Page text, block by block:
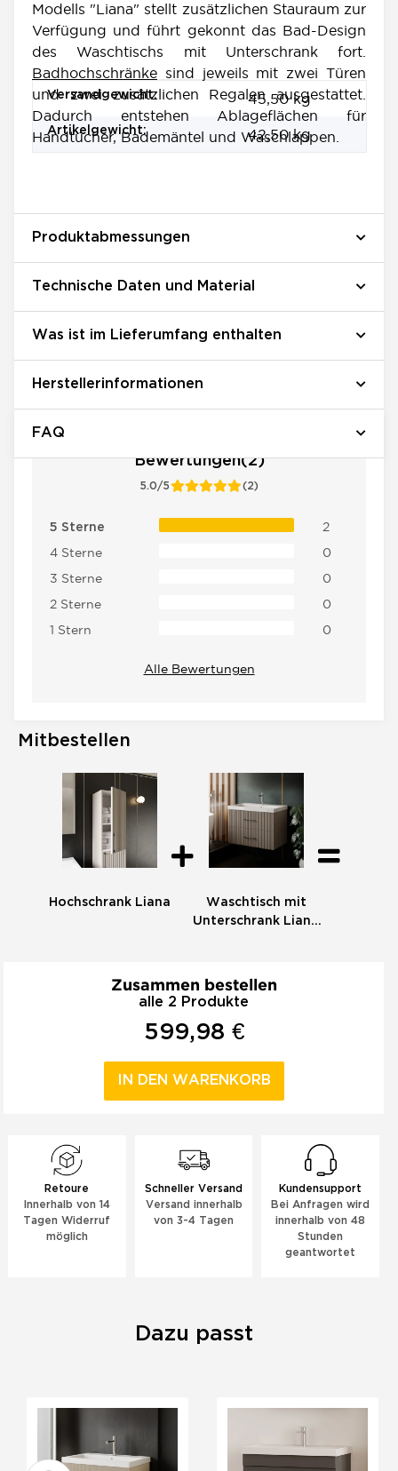
Modells "Liana" stellt zusätzlichen Stauraum zur
Verfügung und führt gekonnt das Bad-Design
des Waschtischs mit Unterschrank fort.
Badhochschränke sind jeweils mit zwei Türen
und zwei zusätzlichen Regalen ausgestattet.
Dadurch entstehen Ablageflächen für
Handtücher, Bademäntel und Waschlappen.
Produkteigenschaft
Wert
Versandgewicht: 45,50 kg
Artikelgewicht: 42,50 kg
Produktabmessungen
Technische Daten und Material
Was ist im Lieferumfang enthalten
Herstellerinformationen
FAQ
Bewertungen(2)
5.0/5 (2)
5 Sterne
2
4 Sterne
0
3 Sterne
0
2 Sterne
0
1 Stern
0
Alle Bewertungen
Mitbestellen
Hochschrank Liana
Waschtisch mit
Unterschrank Liana
Zusammen bestellen
alle 2 Produkte
599,98 €
IN DEN WARENKORB
Retoure
Innerhalb von 14
Tagen Widerruf
möglich
Schneller Versand
Versand innerhalb
von 3-4 Tagen
Kundensupport
Bei Anfragen wird
innerhalb von 48
Stunden
geantwortet
Dazu passt